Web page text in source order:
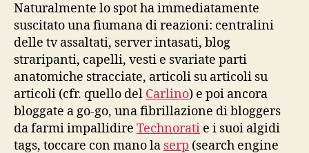
Naturalmente lo spot ha immediatamente
suscitato una fiumana di reazioni: centralini
delle tv assaltati, server intasati, blog
straripanti, capelli, vesti e svariate parti
anatomiche stracciate, articoli su articoli su
articoli (cfr. quello del Carlino) e poi ancora
bloggate a go-go, una fibrillazione di bloggers
da farmi impallidire Technorati e i suoi algidi
tags, toccare con mano la serp (search engine